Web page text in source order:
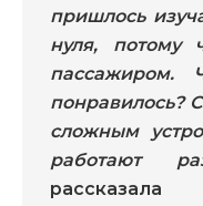
пришлось
нуля, потому
пассажиром.
понравилось?
сложным
работают